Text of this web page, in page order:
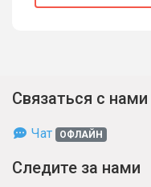
Связаться с нами
Чат ОФЛАЙН
Следите за нами